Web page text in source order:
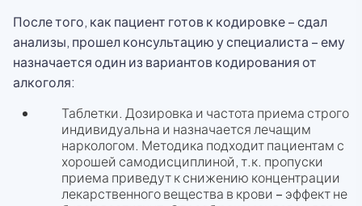
После того, как пациент готов к кодировке – сдал
анализы, прошел консультацию у специалиста – ему
назначается один из вариантов кодирования от
алкоголя:
Таблетки. Дозировка и частота приема строго
индивидуальна и назначается лечащим
наркологом. Методика подходит пациентам с
хорошей самодисциплиной, т.к. пропуски
приема приведут к снижению концентрации
лекарственного вещества в крови – эффект не